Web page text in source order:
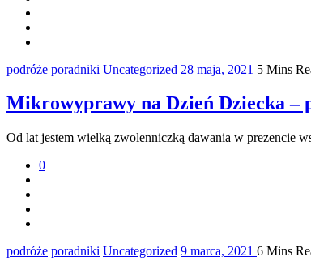
podróże poradniki Uncategorized 28 maja, 2021 5 Mins
Mikrowyprawy na Dzień Dziecka –
Od lat jestem wielką zwolenniczką dawania w prezencie
0
podróże poradniki Uncategorized 9 marca, 2021 6 Mins